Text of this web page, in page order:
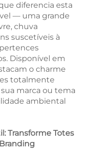
diferencia esta
— uma grande
chuva
suscetíveis à
Disponível em
o charme
totalmente
marca ou tema
ambiental
Transforme Totes